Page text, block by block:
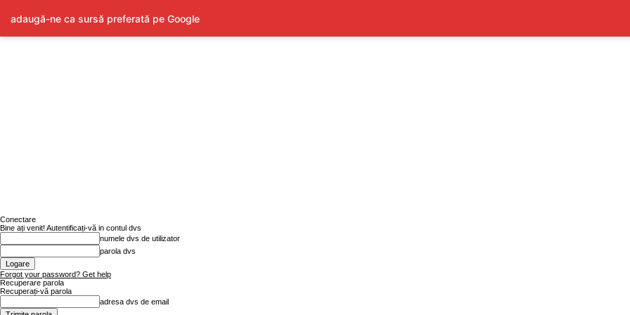
Conectare
Bine ați venit! Autentificați-vă in contul dvs
numele dvs de utilizator
parola dvs
Forgot your password? Get help
Recuperare parola
Recuperați-vă parola
adresa dvs de email
adaugă-ne ca sursă preferată pe Google